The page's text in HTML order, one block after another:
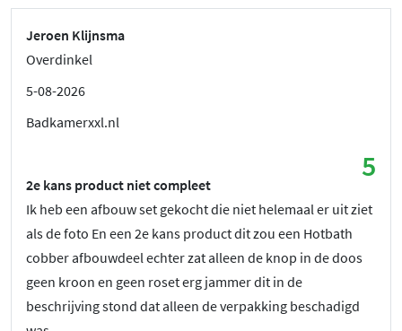
Jeroen Klijnsma
Overdinkel
5-08-2026
Badkamerxxl.nl
5
2e kans product niet compleet
Ik heb een afbouw set gekocht die niet helemaal er uit ziet
als de foto En een 2e kans product dit zou een Hotbath
cobber afbouwdeel echter zat alleen de knop in de doos
geen kroon en geen roset erg jammer dit in de
beschrijving stond dat alleen de verpakking beschadigd